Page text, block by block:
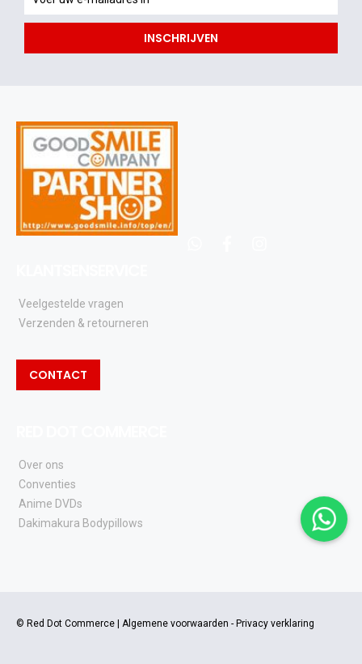
ontvang
als
acties
INSCHRIJVEN
Veelgestelde vragen
Verzenden & retourneren
CONTACT
Over ons
Conventies
Anime DVDs
Dakimakura Bodypillows
© Red Dot Commerce | Algemene voorwaarden - Privacy verklaring